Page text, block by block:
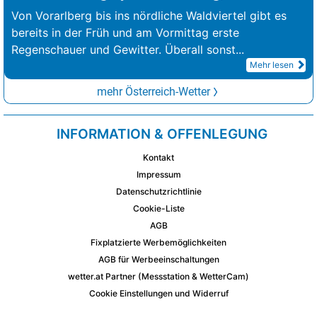
Von Vorarlberg bis ins nördliche Waldviertel gibt es
bereits in der Früh und am Vormittag erste
Regenschauer und Gewitter. Überall sonst...
Mehr lesen
mehr Österreich-Wetter
INFORMATION & OFFENLEGUNG
Kontakt
Impressum
Datenschutzrichtlinie
Cookie-Liste
AGB
Fixplatzierte Werbemöglichkeiten
AGB für Werbeeinschaltungen
wetter.at Partner (Messstation & WetterCam)
Cookie Einstellungen und Widerruf